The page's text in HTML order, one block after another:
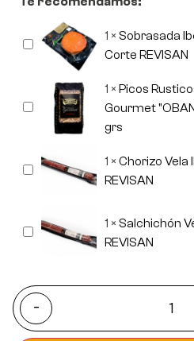
Sobrasada
Ibérica
REVISAN
1 × Sobrasada
Corte REVISAN
Picos
Rusticos
Gourmet
500
grs
1 × Picos
Gourmet
grs
Chorizo
1 × Chorizo Vela
REVISAN
Salchichón
1 × Salchichón
REVISAN
-